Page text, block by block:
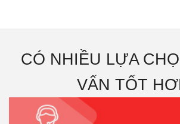
CÓ NHIỀU LỰA
VẤN TỐT